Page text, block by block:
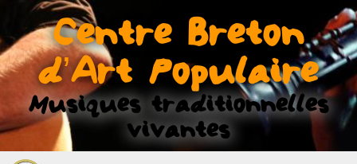
Centre Breton
d’Art Populaire
Musiques traditionnelles
vivantes
La voix et le chant
Infos pratiques